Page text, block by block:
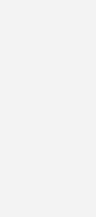
der
für ein
einzubringen. Im
zu einem Endspurt
Energiewende?